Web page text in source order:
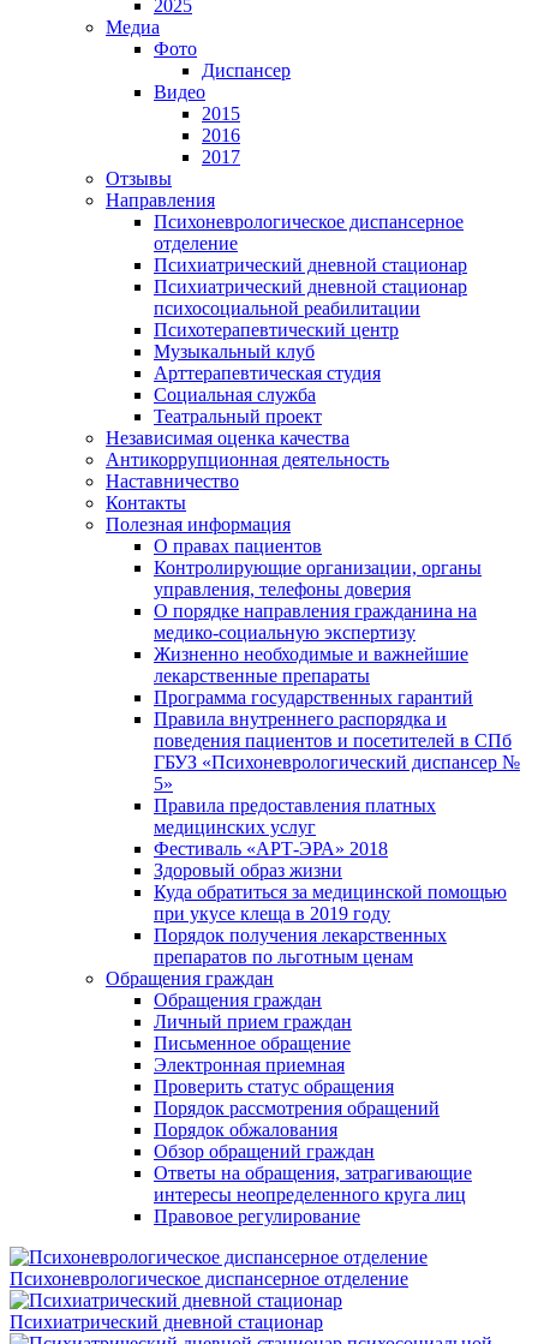
2025
Медиа
Фото
Диспансер
Видео
2015
2016
2017
Отзывы
Направления
Психоневрологическое диспансерное
отделение
Психиатрический дневной стационар
Психиатрический дневной стационар
психосоциальной реабилитации
Психотерапевтический центр
Музыкальный клуб
Арттерапевтическая студия
Социальная служба
Театральный проект
Независимая оценка качества
Антикоррупционная деятельность
Наставничество
Контакты
Полезная информация
О правах пациентов
Контролирующие организации, органы
управления, телефоны доверия
О порядке направления гражданина на
медико-социальную экспертизу
Жизненно необходимые и важнейшие
лекарственные препараты
Программа государственных гарантий
Правила внутреннего распорядка и
поведения пациентов и посетителей в СПб
ГБУЗ «Психоневрологический диспансер №
5»
Правила предоставления платных
медицинских услуг
Фестиваль «АРТ-ЭРА» 2018
Здоровый образ жизни
Куда обратиться за медицинской помощью
при укусе клеща в 2019 году
Порядок получения лекарственных
препаратов по льготным ценам
Обращения граждан
Обращения граждан
Личный прием граждан
Письменное обращение
Электронная приемная
Проверить статус обращения
Порядок рассмотрения обращений
Порядок обжалования
Обзор обращений граждан
Ответы на обращения, затрагивающие
интересы неопределенного круга лиц
Правовое регулирование
Психоневрологическое диспансерное отделение
Психиатрический дневной стационар